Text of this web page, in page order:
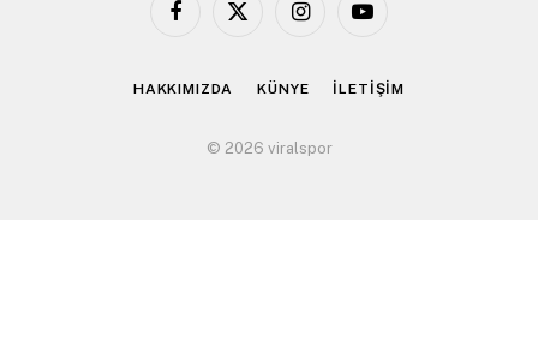
Facebook
X
InstagramYouTube
HAKKIMIZDA KÜNYE İLETİŞİM
© 2026 viralspor